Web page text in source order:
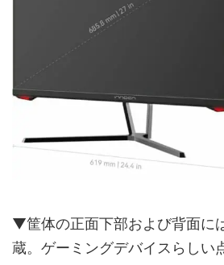
▼筐体の正面下部および背面に
蔵。ゲーミングデバイスらしい